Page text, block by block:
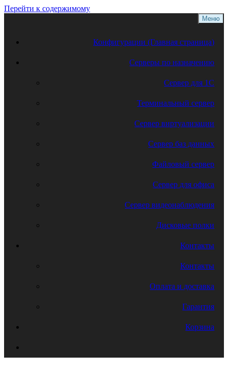
Перейти к содержимому
Меню
Конфигурации (Главная страница)
Серверы по назначению
Сервер для 1С
Терминальный сервер
Сервер виртуализации
Сервер баз данных
Файловый сервер
Сервер для офиса
Сервер видеонаблюдения
Дисковые полки
Контакты
Контакты
Оплата и доставка
Гарантия
Корзина